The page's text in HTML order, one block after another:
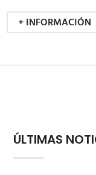
+ INFORMACIÓN
ÚLTIMAS